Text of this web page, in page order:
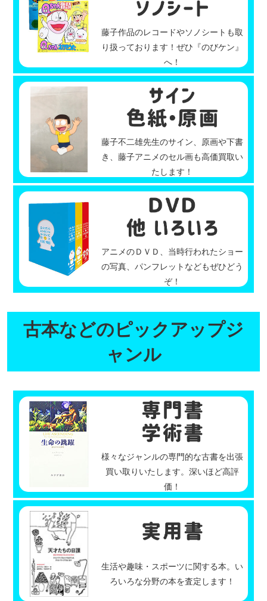
藤子作品のレコードやソノシートも取
り扱っております！ぜひ『のびケン』
へ！
藤子不二雄先生のサイン、原画や下書
き、藤子アニメのセル画も高価買取い
たします！
アニメのＤＶＤ、当時行われたショー
の写真、パンフレットなどもぜひどう
ぞ！
古本などのピックアップジ
ャンル
様々なジャンルの専門的な古書を出張
買い取りいたします。深いほど高評
価！
生活や趣味・スポーツに関する本。い
ろいろな分野の本を査定します！